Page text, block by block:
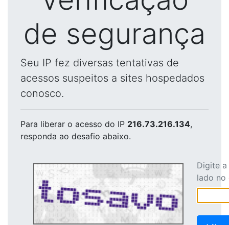
de segurança
Seu IP fez diversas tentativas de
acessos suspeitos a sites hospedados
conosco.
Para liberar o acesso do IP 216.73.216.134,
responda ao desafio abaixo.
Digite
lado no